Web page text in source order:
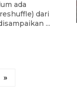
ada
dari
...
»